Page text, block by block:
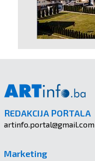
REDAKCIJA PORTALA
artinfo.portal@gmail.com
Marketing